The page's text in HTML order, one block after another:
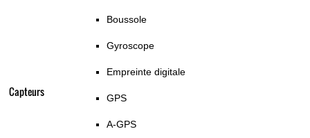
Capteurs
Boussole
Gyroscope
Empreinte digitale
GPS
A-GPS